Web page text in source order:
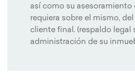
así como su asesoramiento
requiera sobre el mismo,
cliente final. (respaldo legal
administración de su